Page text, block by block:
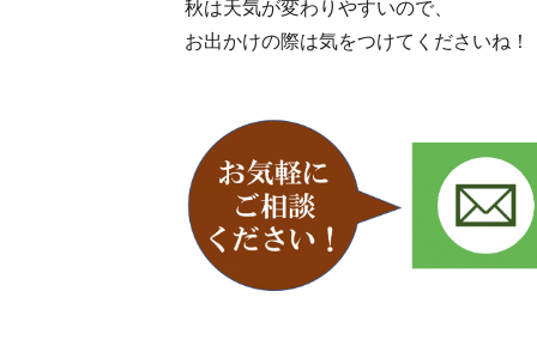
秋は天気が変わりやすいので、
お出かけの際は気をつけてくださいね！